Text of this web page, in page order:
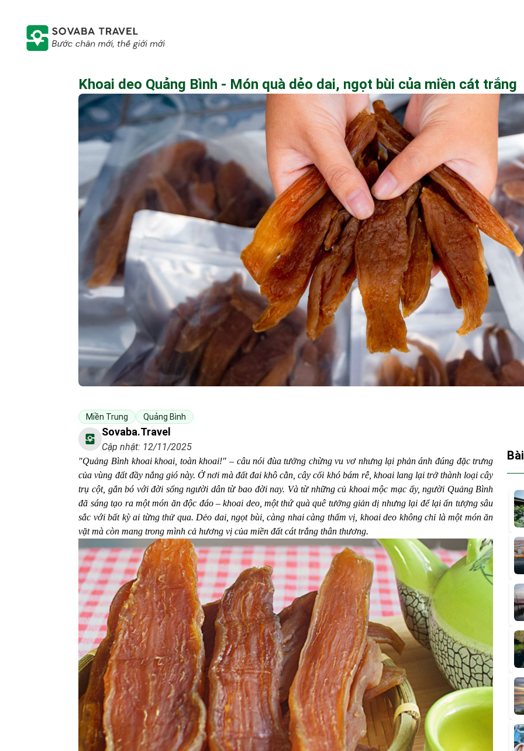
Khoai deo Quảng Bình - Món quà dẻo dai, ngọt bùi của miền cát trắng
Miền Trung Quảng Bình
Sovaba.travel
Cập nhật: 12/11/2025
"Quảng Bình khoai khoai, toàn khoai!" – câu nói đùa tưởng chừng vu vơ nhưng lại phản ánh đúng đặc trưng
của vùng đất đầy nắng gió này. Ở nơi mà đất đai khô cằn, cây cối khó bám rễ, khoai lang lại trở thành loại cây
trụ cột, gắn bó với đời sống người dân từ bao đời nay. Và từ những củ khoai mộc mạc ấy, người Quảng Bình
đã sáng tạo ra một món ăn độc đáo – khoai deo, một thứ quà quê tưởng giản dị nhưng lại để lại ấn tượng sâu
sắc với bất kỳ ai từng thử qua. Dẻo dai, ngọt bùi, càng nhai càng thấm vị, khoai deo không chỉ là một món ăn
vặt mà còn mang trong mình cả hương vị của miền đất cát trắng thân thương.